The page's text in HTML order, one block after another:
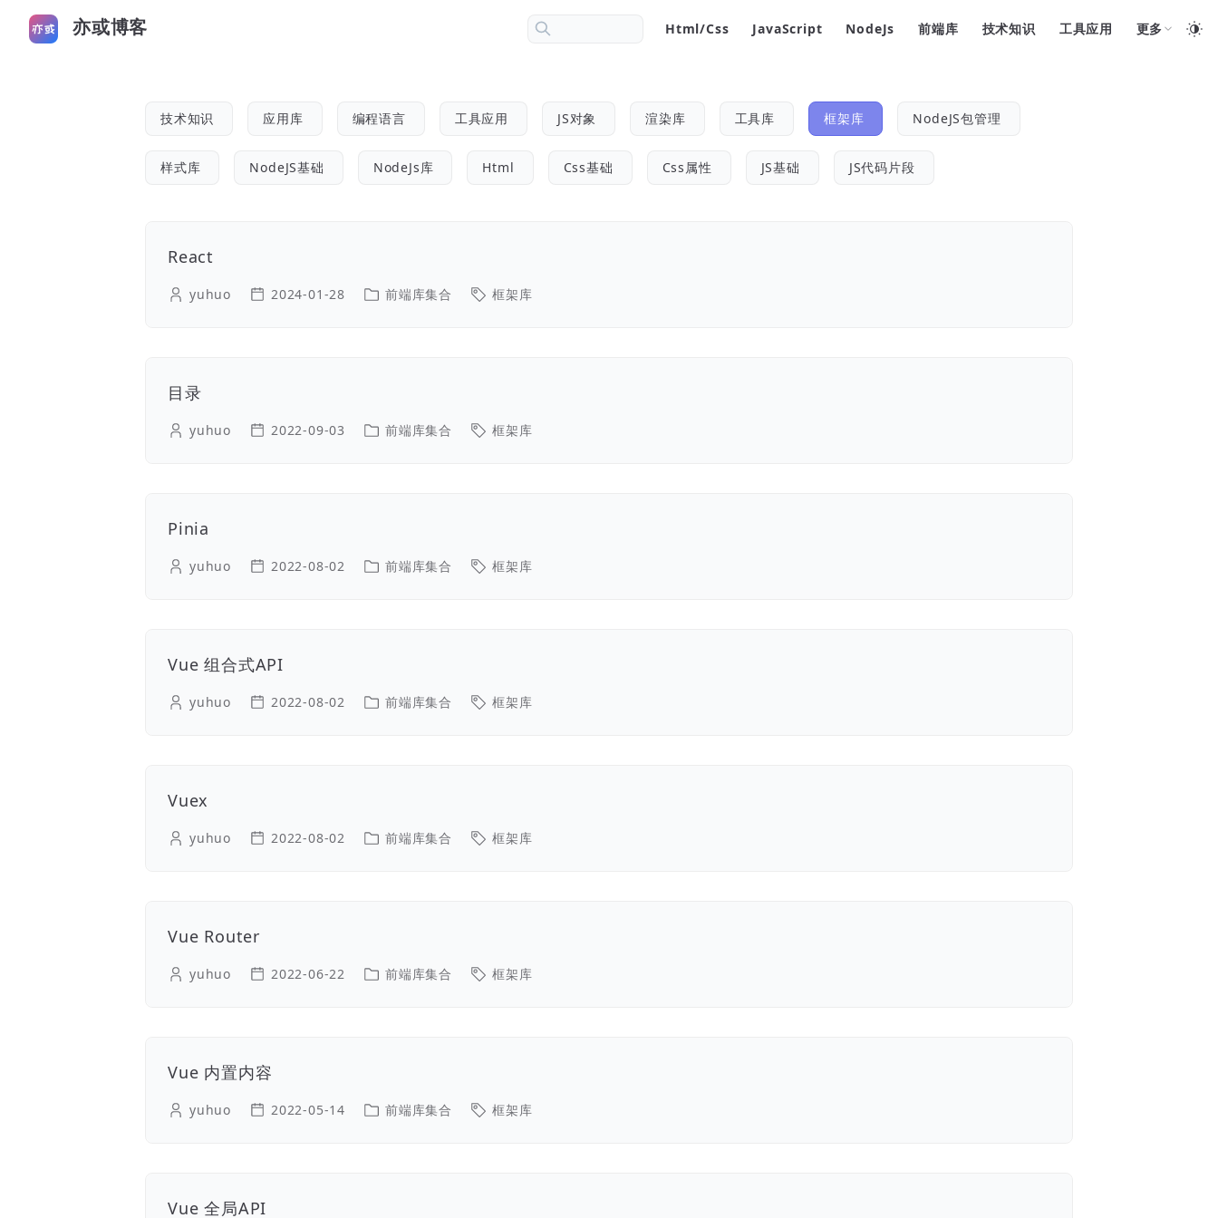
亦或博客 Html/Css JavaScript NodeJs 前端库 技术知识 工具应用 更多
技术知识 应用库 编程语言 工具应用 JS对象 渲染库 工具库 框架库 NodeJS包管理
样式库 NodeJS基础 NodeJs库 Html Css基础 Css属性 JS基础 JS代码片段
React
yuhuo 2024-01-28 前端库集合 框架库
目录
yuhuo 2022-09-03 前端库集合 框架库
Pinia
yuhuo 2022-08-02 前端库集合 框架库
Vue 组合式API
yuhuo 2022-08-02 前端库集合 框架库
Vuex
yuhuo 2022-08-02 前端库集合 框架库
Vue Router
yuhuo 2022-06-22 前端库集合 框架库
Vue 内置内容
yuhuo 2022-05-14 前端库集合 框架库
Vue 全局API